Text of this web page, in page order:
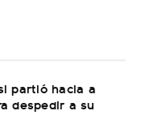
partió hacia a
despedir a su